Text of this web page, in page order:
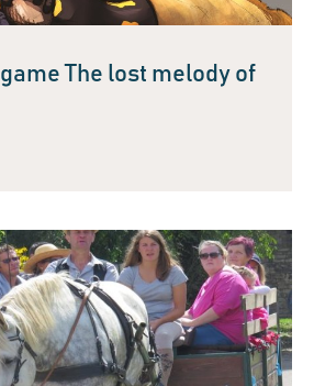
The lost melody of